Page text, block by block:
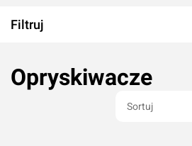
Filtruj
Opryskiwacze
Sortuj